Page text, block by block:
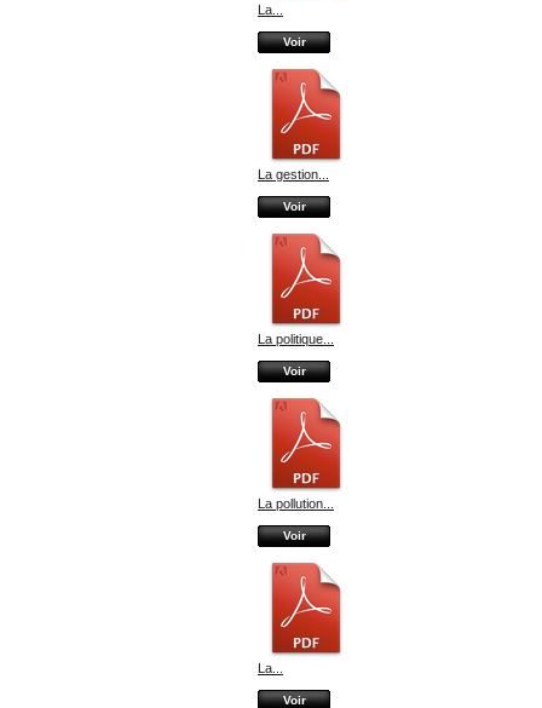
La...
Voir
La gestion...
Voir
La politique...
Voir
La pollution...
Voir
La...
Voir